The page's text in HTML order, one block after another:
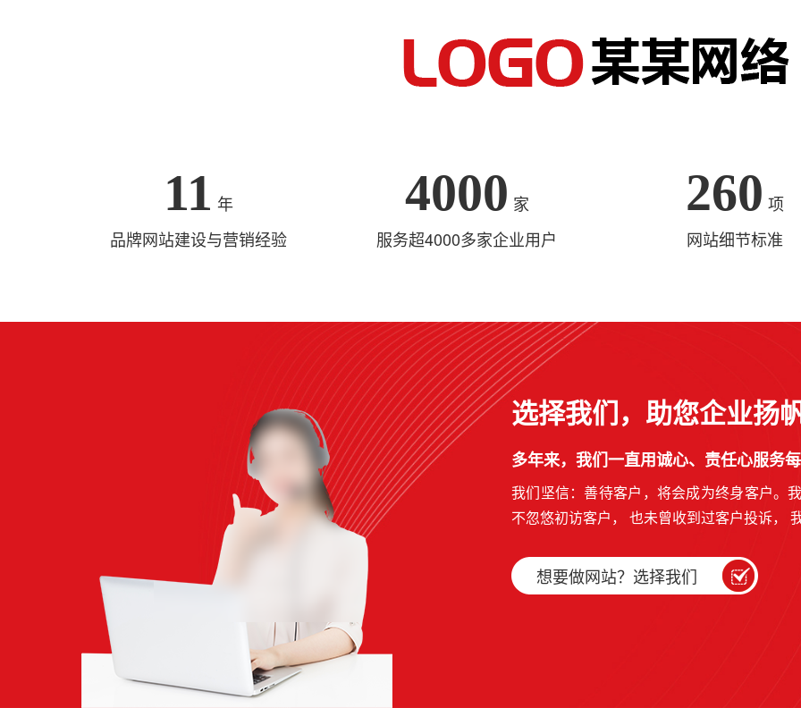
11 年
品牌网站建设与营销经验
4000 家
服务超4000多家企业用户
260 项
网站细节标准
选择我们，助您企业扬
多年来，我们一直用诚心、责任心服务
我们坚信：善待客户，将会成为终身客户。
不忽悠初访客户， 也未曾收到过客户投诉，
想要做网站？选择我们